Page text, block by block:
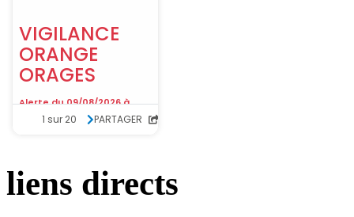
liens directs